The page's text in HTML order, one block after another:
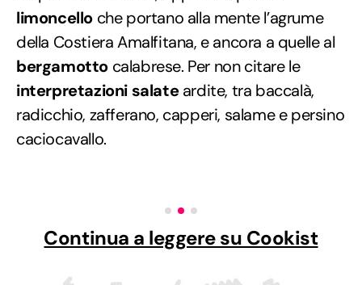
limoncello che portano alla mente l’agrume
della Costiera Amalfitana, e ancora a quelle al
bergamotto calabrese. Per non citare le
interpretazioni salateardite, tra baccalà,
radicchio, zafferano, capperi, salame e persino
caciocavallo.
Continua a leggere su Cookist